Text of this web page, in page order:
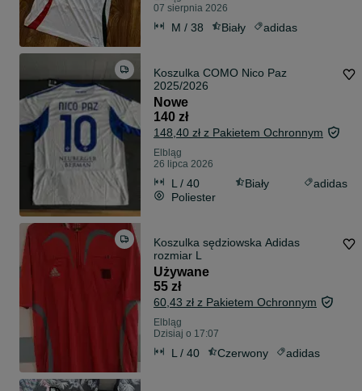
07 sierpnia 2026
M / 38 Biały adidas
Koszulka COMO Nico Paz
2025/2026
Nowe
140 zł
148,40 zł z Pakietem Ochronnym
Elbląg
26 lipca 2026
L / 40 Biały
adidas
Poliester
Koszulka sędziowska Adidas
rozmiar L
Używane
55 zł
60,43 zł z Pakietem Ochronnym
Elbląg
Dzisiaj o 17:07
L / 40 Czerwony adidas